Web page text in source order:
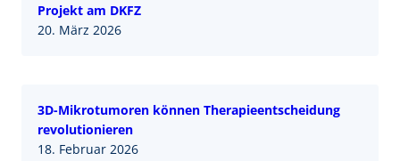
Projekt am DKFZ
20. März 2026
3D-Mikrotumoren können Therapieentscheidung
revolutionieren
18. Februar 2026